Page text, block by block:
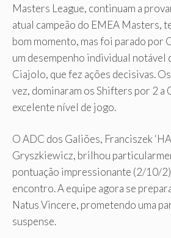
Masters League, continuam a
atual campeão do EMEA Masters,
bom momento, mas foi parado por
um desempenho individual notável
Ciajolo, que fez ações decisivas.
vez, dominaram os Shifters por 2 a
excelente nível de jogo.
O ADC dos Galiões, Franciszek
Gryszkiewicz, brilhou
pontuação impressionante (2/10/
encontro. A equipe agora se
Natus Vincere, prometendo uma
suspense.